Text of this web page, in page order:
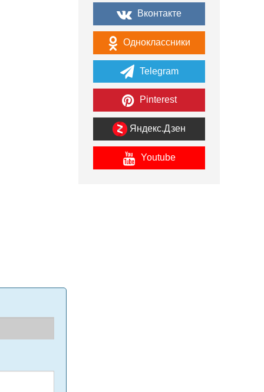
Вконтакте
Одноклассники
Telegram
Pinterest
Яндекс.Дзен
Youtube